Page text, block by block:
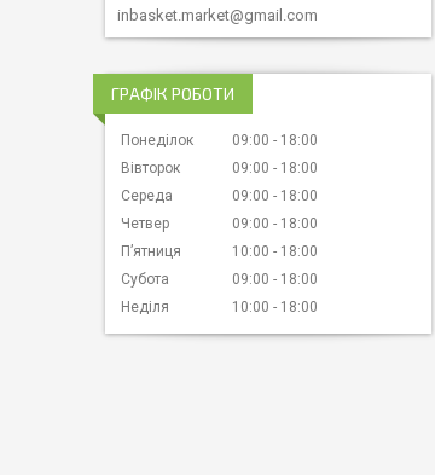
inbasket.market@gmail.com
ГРАФІК РОБОТИ
Понеділок 09:00
18:00
Вівторок
09:00
18:00
Середа
09:00
18:00
Четвер
09:00
18:00
Пʼятниця
10:00
18:00
Субота
09:00
18:00
Неділя
10:00 18:00